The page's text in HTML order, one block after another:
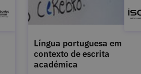
Língua portuguesa em
contexto de escrita
académica